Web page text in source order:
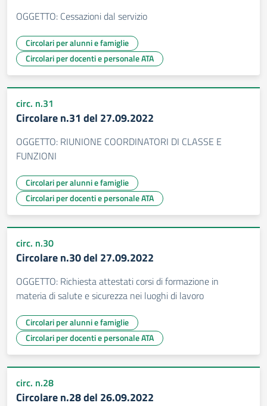
OGGETTO: Cessazioni dal servizio
Circolari per alunni e famiglie
Circolari per docenti e personale ATA
circ. n.31
Circolare n.31 del 27.09.2022
OGGETTO: RIUNIONE COORDINATORI DI CLASSE E
FUNZIONI
Circolari per alunni e famiglie
Circolari per docenti e personale ATA
circ. n.30
Circolare n.30 del 27.09.2022
OGGETTO: Richiesta attestati corsi di formazione in
materia di salute e sicurezza nei luoghi di lavoro
Circolari per alunni e famiglie
Circolari per docenti e personale ATA
circ. n.28
Circolare n.28 del 26.09.2022